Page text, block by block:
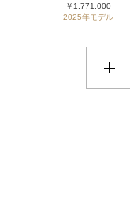
￥1,771,000
2025年モデル